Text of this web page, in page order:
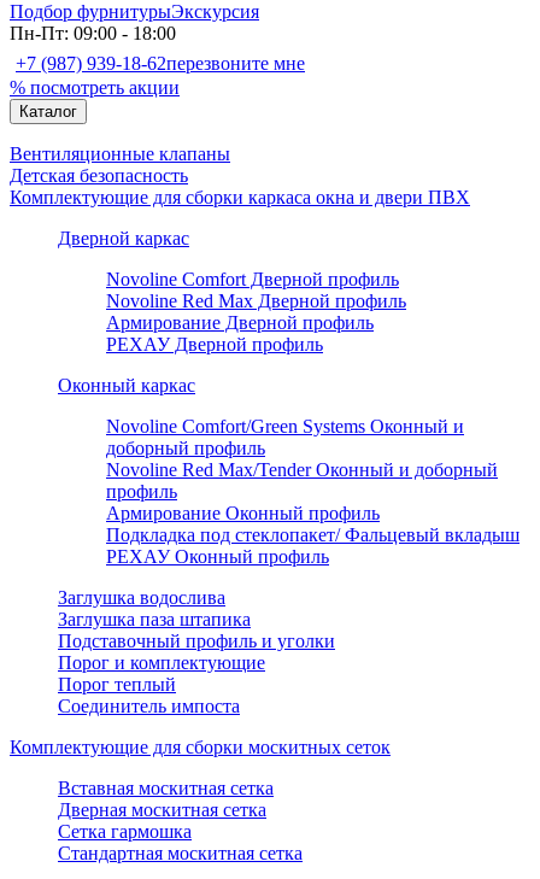
Подбор фурнитурыЭкскурсия
Пн-Пт: 09:00 - 18:00
+7 (987) 939-18-62перезвоните мне
% посмотреть акции
Каталог
Вентиляционные клапаны
Детская безопасность
Комплектующие для сборки каркаса окна и двери ПВХ
Дверной каркас
Novoline Comfort Дверной профиль
Novoline Red Мax Дверной профиль
Армирование Дверной профиль
РЕХАУ Дверной профиль
Оконный каркас
Novoline Comfort/Green Systems Оконный и
доборный профиль
Novoline Red Max/Tender Оконный и доборный
профиль
Армирование Оконный профиль
Подкладка под стеклопакет/ Фальцевый вкладыш
РЕХАУ Оконный профиль
Заглушка водослива
Заглушка паза штапика
Подставочный профиль и уголки
Порог и комплектующие
Порог теплый
Соединитель импоста
Комплектующие для сборки москитных сеток
Вставная москитная сетка
Дверная москитная сетка
Сетка гармошка
Стандартная москитная сетка